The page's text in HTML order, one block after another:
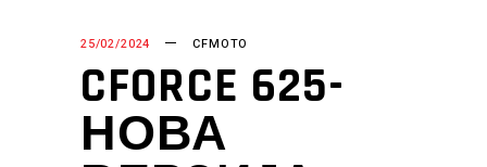
25/02/2024 CFMOTO
CFORCE 625-
НОВА